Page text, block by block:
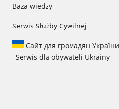
Baza wiedzy
Serwis Służby Cywilnej
Сайт для громадян України
–Serwis dla obywateli Ukrainy